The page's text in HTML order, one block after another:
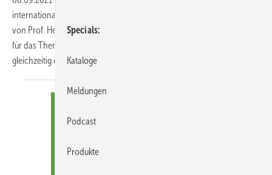
inter­nationalen Kunstwettbewerb unter der künstlerischen Leitung
von Prof. Heinz-Jürgen ­Kristahn initiiert: Die ­Plakate sollten diesmal
für das Thema „Altersgerechtes Wohnen“ sensibilisieren und
gleichzeitig einem werblichen Einsatz
Specials
Kataloge
Meldungen
Podcast
Produkte